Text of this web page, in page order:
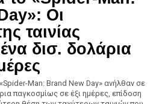
Οι
ταινίας
δισ. δολάρια
Man: Brand New Day» ανήλθαν σε
παγκοσμίως σε έξι ημέρες, επίδοση